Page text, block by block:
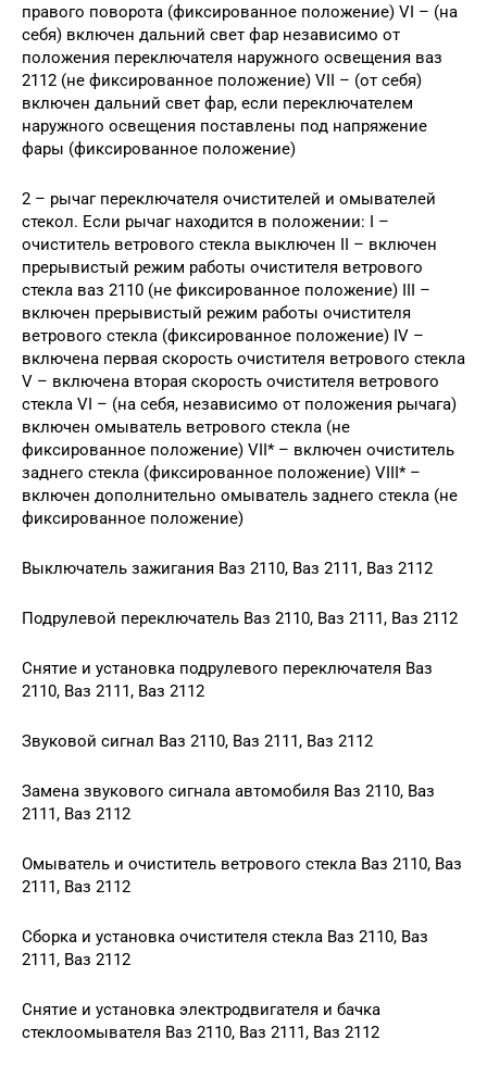
правого поворота (фиксированное положение) VI – (на
себя) включен дальний свет фар независимо от
положения переключателя наружного освещения ваз
2112 (не фиксированное положение) VII – (от себя)
включен дальний свет фар, если переключателем
наружного освещения поставлены под напряжение
фары (фиксированное положение)
2 – рычаг переключателя очистителей и омывателей
стекол. Если рычаг находится в положении: I –
очиститель ветрового стекла выключен II – включен
прерывистый режим работы очистителя ветрового
стекла ваз 2110 (не фиксированное положение) III –
включен прерывистый режим работы очистителя
ветрового стекла (фиксированное положение) IV –
включена первая скорость очистителя ветрового стекла
V – включена вторая скорость очистителя ветрового
стекла VI – (на себя, независимо от положения рычага)
включен омыватель ветрового стекла (не
фиксированное положение) VII* – включен очиститель
заднего стекла (фиксированное положение) VIII* –
включен дополнительно омыватель заднего стекла (не
фиксированное положение)
Выключатель зажигания Ваз 2110, Ваз 2111, Ваз 2112
Подрулевой переключатель Ваз 2110, Ваз 2111, Ваз 2112
Снятие и установка подрулевого переключателя Ваз
2110, Ваз 2111, Ваз 2112
Звуковой сигнал Ваз 2110, Ваз 2111, Ваз 2112
Замена звукового сигнала автомобиля Ваз 2110, Ваз
2111, Ваз 2112
Омыватель и очиститель ветрового стекла Ваз 2110, Ваз
2111, Ваз 2112
Сборка и установка очистителя стекла Ваз 2110, Ваз
2111, Ваз 2112
Снятие и установка электродвигателя и бачка
стеклоомывателя Ваз 2110, Ваз 2111, Ваз 2112